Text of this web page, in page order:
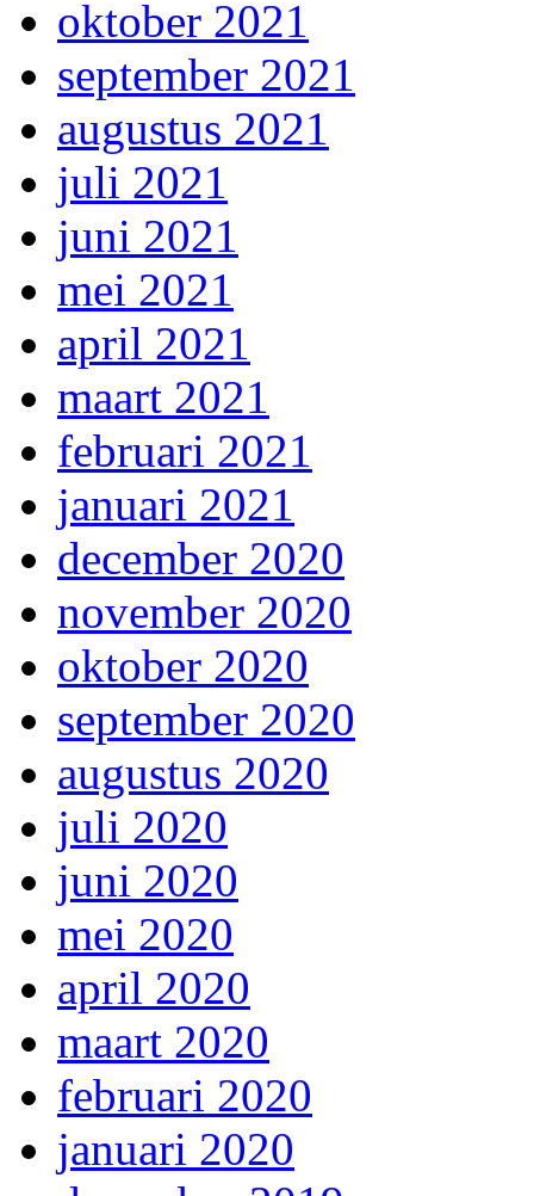
oktober 2021
september 2021
augustus 2021
juli 2021
juni 2021
mei 2021
april 2021
maart 2021
februari 2021
januari 2021
december 2020
november 2020
oktober 2020
september 2020
augustus 2020
juli 2020
juni 2020
mei 2020
april 2020
maart 2020
februari 2020
januari 2020